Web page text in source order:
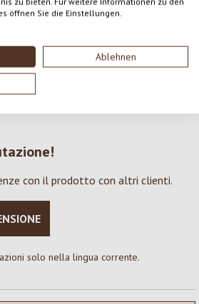
öffnen Sie die Einstellungen.
Ablehnen
su 5 stelle
con il prodotto con altri clienti.
solo nella lingua corrente.